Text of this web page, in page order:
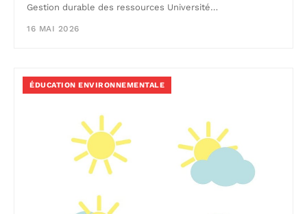
Gestion durable des ressources Université…
16 MAI 2026
ÉDUCATION ENVIRONNEMENTALE